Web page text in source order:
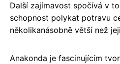
Další zajímavost spočívá v
schopnost polykat potravu
několikanásobně větší než
Anakonda je fascinujícím